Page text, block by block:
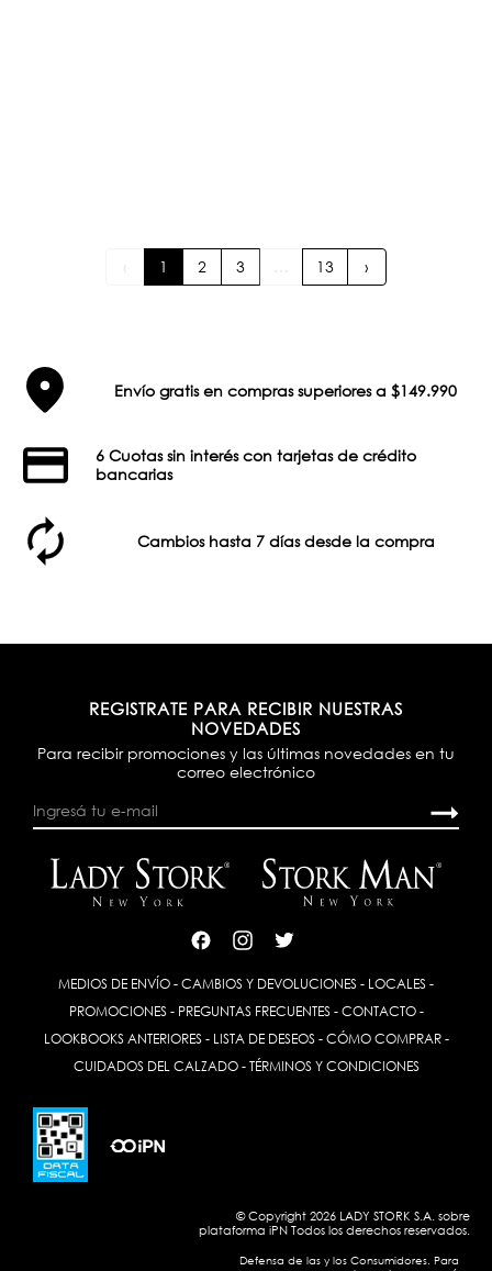
‹ 1 2 3 … 13 ›
Envío gratis en compras superiores a $149.990
6 Cuotas sin interés con tarjetas de crédito
bancarias
Cambios hasta 7 días desde la compra
REGISTRATE PARA RECIBIR NUESTRAS
NOVEDADES
Para recibir promociones y las últimas novedades en tu
correo electrónico
MEDIOS DE ENVÍO - CAMBIOS Y DEVOLUCIONES - LOCALES -
PROMOCIONES- PREGUNTAS FRECUENTES- CONTACTO-
LOOKBOOKS ANTERIORES- LISTA DE DESEOS- CÓMO COMPRAR-
CUIDADOS DEL CALZADO- TÉRMINOS Y CONDICIONES
© Copyright 2026 LADY STORK S.A. sobre
plataforma iPN Todos los derechos reservados.
Defensa de las y los Consumidores. Para